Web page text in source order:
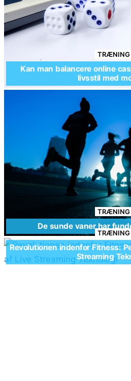
TRÆNING
Kan man balancere online
livsstil med
TRÆNING
De sunde vaner har
TRÆNING
Revolutionen indenfor Fitness:
Streaming